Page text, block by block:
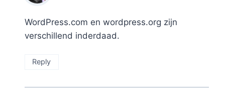
WordPress.com en wordpress.org zijn
verschillend inderdaad.
Reply